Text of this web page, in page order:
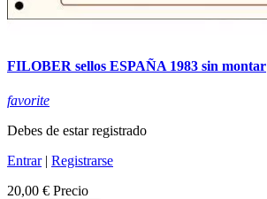
FILOBER sellos ESPAÑA 1983 sin montar
favorite
Debes de estar registrado
Entrar| Registrarse
20,00 € Precio